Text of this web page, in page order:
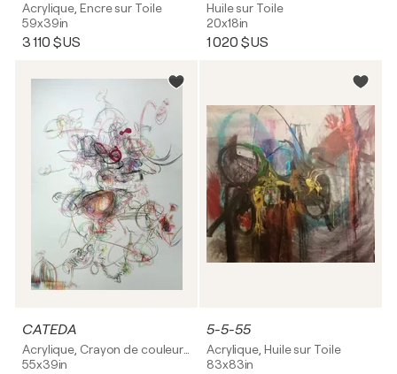
Acrylique, Encre sur Toile
59x39in
3 110 $US
Huile sur Toile
20x18in
1 020 $US
CATEDA
55x39in
5-5-55
Acrylique, Huile sur Toile
83x83in